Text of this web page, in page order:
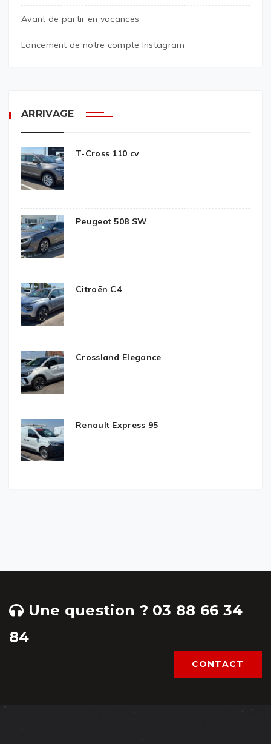
Avant de partir en vacances
Lancement de notre compte Instagram
ARRIVAGE
T-Cross 110 cv
Peugeot 508 SW
Citroën C4
Crossland Elegance
Renault Express 95
Une question ? 03 88 66 34
84
CONTACT